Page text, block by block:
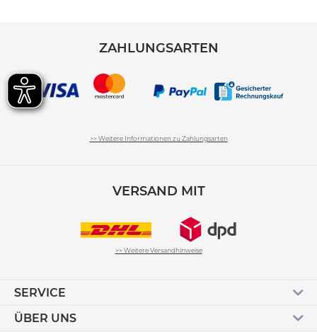
ZAHLUNGSARTEN
>> Weitere Informationen zu Zahlungsarten
VERSAND MIT
>> Weitere Versandhinweise
SERVICE
ÜBER UNS